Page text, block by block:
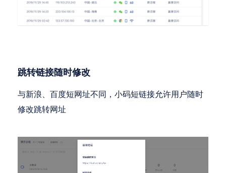
跳转链接随时修改
与新浪、百度短网址不同，小码短链接允许用户随时
修改跳转网址